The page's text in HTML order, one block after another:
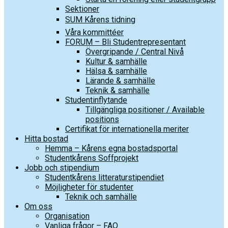
Sektioner
SUM Kårens tidning
Våra kommittéer
FORUM – Bli Studentrepresentant
Övergripande / Central Nivå
Kultur & samhälle
Hälsa & samhälle
Lärande & samhälle
Teknik & samhälle
Studentinflytande
Tillgängliga positioner / Available
positions
Certifikat för internationella meriter
Hitta bostad
Hemma – Kårens egna bostadsportal
Studentkårens Soffprojekt
Jobb och stipendium
Studentkårens litteraturstipendiet
Möjligheter för studenter
Teknik och samhälle
Om oss
Organisation
Vanliga frågor – FAQ